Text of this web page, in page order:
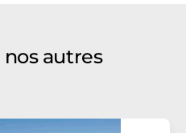
autres